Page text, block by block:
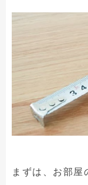
まずは、お部屋